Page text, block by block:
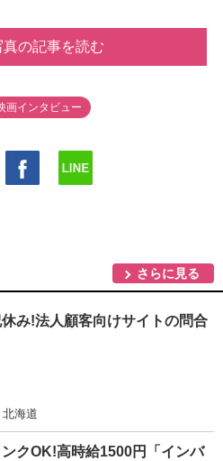
真の記事を読む
画インタビュー
さらに見る
み!法人顧客向けサイトの問合
海道
ンクOK!高時給1500円「インバ